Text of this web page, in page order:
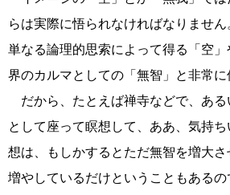
らは実際に悟られなければなりませ
単なる論理的思索によって得る「空
界のカルマとしての「無智」と非常に
だから、たとえば禅寺などで、ある
として座って瞑想して、ああ、気持
想は、もしかするとただ無智を増大
増やしているだけということもあるの